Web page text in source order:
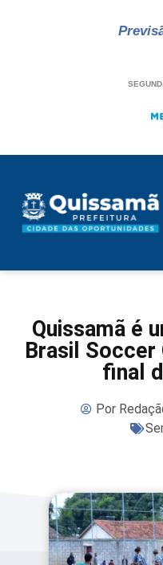
Quissamã é
Brasil Soccer
final
Por